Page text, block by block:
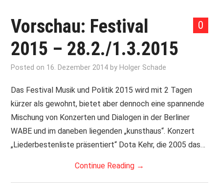
0
Vorschau: Festival
2015 – 28.2./1.3.2015
Posted on 16. Dezember 2014 by Holger Schade
Das Festival Musik und Politik 2015 wird mit 2 Tagen
kürzer als gewohnt, bietet aber dennoch eine spannende
Mischung von Konzerten und Dialogen in der Berliner
WABE und im daneben liegenden „kunsthaus“. Konzert
„Liederbestenliste präsentiert“ Dota Kehr, die 2005 das…
Continue Reading →